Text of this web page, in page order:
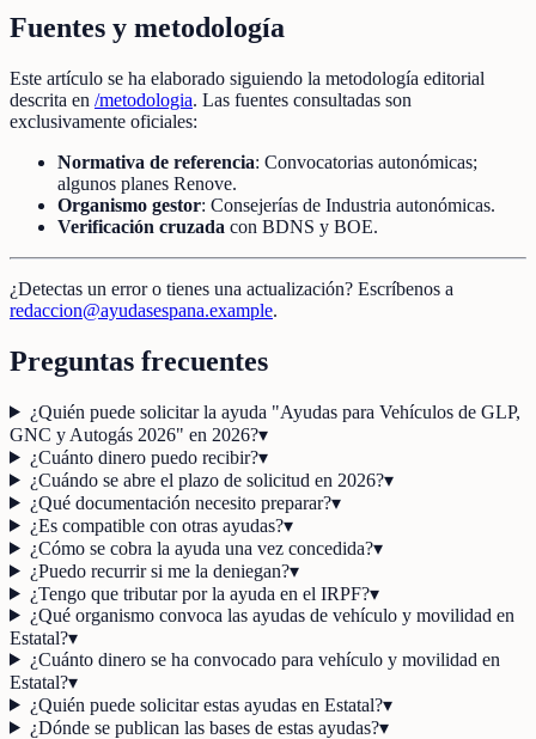
Fuentes y metodología
Este artículo se ha elaborado siguiendo la metodología editorial
descrita en /metodologia. Las fuentes consultadas son
exclusivamente oficiales:
Normativa de referencia: Convocatorias autonómicas;
algunos planes Renove.
Organismo gestor: Consejerías de Industria autonómicas.
Verificación cruzada con BDNS y BOE.
¿Detectas un error o tienes una actualización? Escríbenos a
redaccion@ayudasespana.example.
Preguntas frecuentes
¿Quién puede solicitar la ayuda "Ayudas para Vehículos de GLP,
GNC y Autogás 2026" en 2026?▾
¿Cuánto dinero puedo recibir?▾
¿Cuándo se abre el plazo de solicitud en 2026?▾
¿Qué documentación necesito preparar?▾
¿Es compatible con otras ayudas?▾
¿Cómo se cobra la ayuda una vez concedida?▾
¿Puedo recurrir si me la deniegan?▾
¿Tengo que tributar por la ayuda en el IRPF?▾
¿Qué organismo convoca las ayudas de vehículo y movilidad en
Estatal?▾
¿Cuánto dinero se ha convocado para vehículo y movilidad en
Estatal?▾
¿Quién puede solicitar estas ayudas en Estatal?▾
¿Dónde se publican las bases de estas ayudas?▾